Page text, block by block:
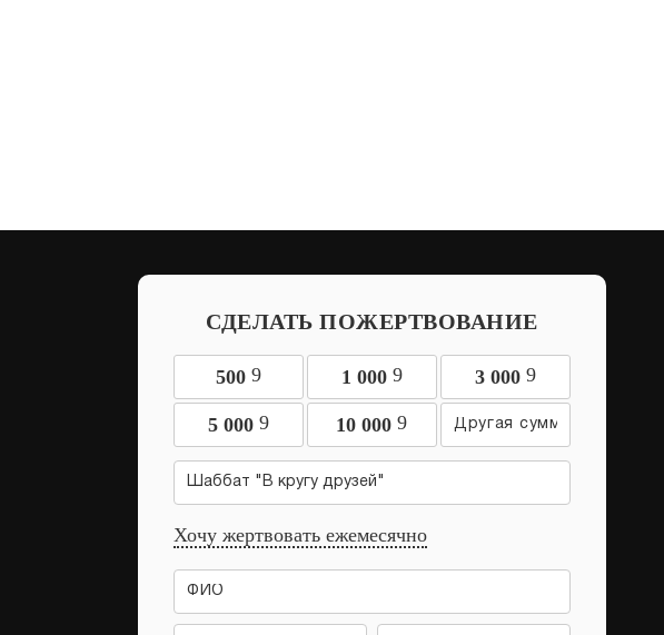
СДЕЛАТЬ ПОЖЕРТВОВАНИЕ
500 9 1 000 9 3 000 9
5 000 9 10 0009
Шаббат "В кругу друзей"
Хочу жертвовать ежемесячно